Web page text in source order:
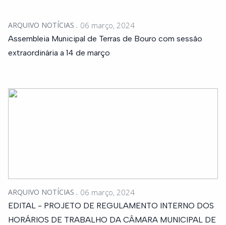
ARQUIVO NOTÍCIAS 06 março, 2024
Assembleia Municipal de Terras de Bouro com sessão
extraordinária a 14 de março
ARQUIVO NOTÍCIAS 06 março, 2024
EDITAL - PROJETO DE REGULAMENTO INTERNO DOS
HORÁRIOS DE TRABALHO DA CÂMARA MUNICIPAL DE